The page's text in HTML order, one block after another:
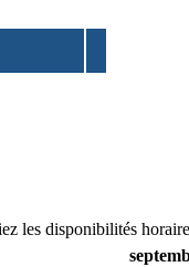
les disponibilités